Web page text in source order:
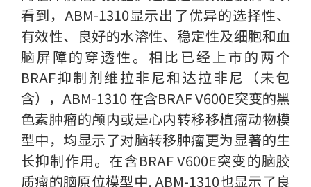
看到，ABM-1310显示出了优异的选择性、
有效性、良好的水溶性、稳定性及细胞和血
脑屏障的穿透性。相比已经上市的两个
BRAF抑制剂维拉非尼和达拉非尼（未包
含），ABM-1310 在含BRAF V600E突变的黑
色素肿瘤的颅内或是心内转移移植瘤动物模
型中，均显示了对脑转移肿瘤更为显著的生
长抑制作用。在含BRAF V600E突变的脑胶
质瘤的脑原位模型中, ABM-1310也显示了良